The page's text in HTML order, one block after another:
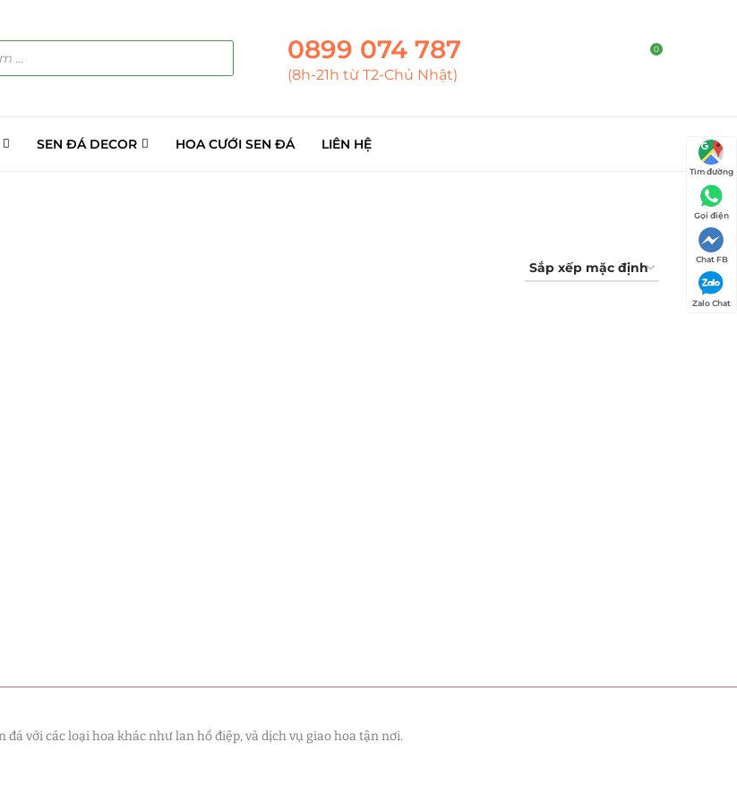
0899 074 787
(8h-21h từ T2-Chủ Nhật)
0
SEN ĐÁ DECOR HOA CƯỚI SEN ĐÁ LIÊN HỆ
đá với các loại hoa khác như lan hồ điệp, và dịch vụ giao hoa tận nơi.
Tìm đường
Gọi điện
Chat FB
Zalo Chat